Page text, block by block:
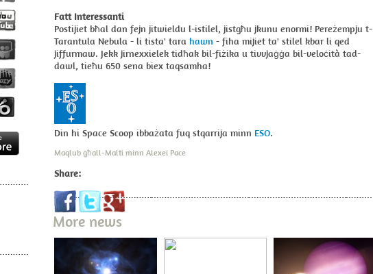
Fatt Interessanti
Postijiet bħal dan fejn jitwieldu l-istilel, jistgħu jkunu enormi! Pereżempju t-
Tarantula Nebula - li tista' tara hawn - fiha mijiet ta' stilel kbar li qed
jiffurmaw. Jekk jirnexxielek tidħak bil-fiżika u tivvjaġġa bil-veloċità tad-
dawl, tieħu 650 sena biex taqsamha!
Din hi Space Scoop ibbażata fuq stqarrija minn ESO.
Maqlub għall-Malti minn Alexei Pace
Share:
More news